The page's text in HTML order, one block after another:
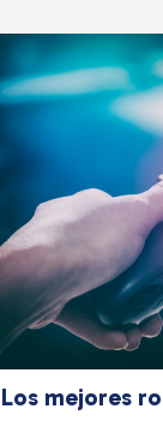
Los mejores